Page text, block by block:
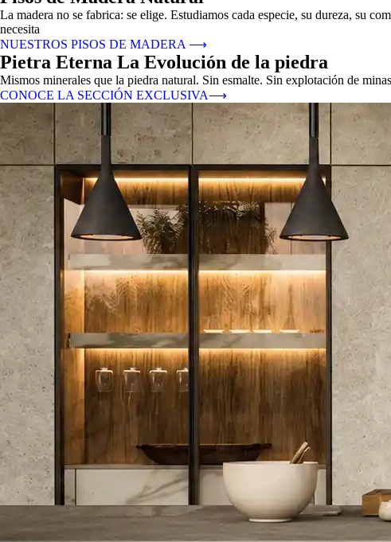
La madera no se fabrica: se elige. Estudiamos cada especie, su dureza, su
necesita
NUESTROS PISOS DE MADERA ⟶
Pietra Eterna La Evolución de la piedra
Mismos minerales que la piedra natural. Sin esmalte. Sin explotación de
CONOCE LA SECCIÓN EXCLUSIVA⟶